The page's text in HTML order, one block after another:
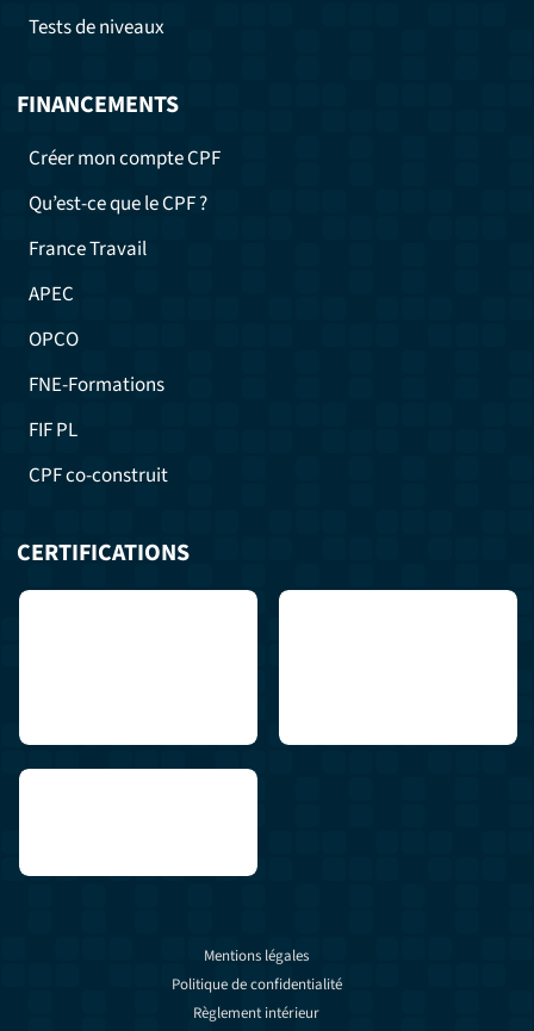
Tests de niveaux
CERTIFICATIONS
FINANCEMENTS
Créer mon compte CPF
Qu’est-ce que le CPF ?
France Travail
APEC
OPCO
FNE-Formations
FIF PL
CPF co-construit
Mentions légales
Politique de confidentialité
Règlement intérieur